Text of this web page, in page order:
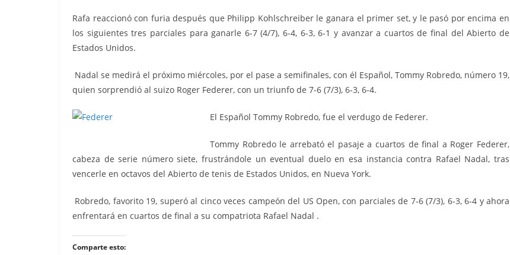
Rafa reaccionó con furia después que Philipp Kohlschreiber le ganara el primer set, y le pasó por encima en
los siguientes tres parciales para ganarle 6-7 (4/7), 6-4, 6-3, 6-1 y avanzar a cuartos de final del Abierto de
Estados Unidos.
Nadal se medirá el próximo miércoles, por el pase a semifinales, con él Español, Tommy Robredo, número 19,
quien sorprendió al suizo Roger Federer, con un triunfo de 7-6 (7/3), 6-3, 6-4.
El Español Tommy Robredo, fue el verdugo de Federer.
Tommy Robredo le arrebató el pasaje a cuartos de final a Roger Federer,
cabeza de serie número siete, frustrándole un eventual duelo en esa instancia contra Rafael Nadal, tras
vencerle en octavos del Abierto de tenis de Estados Unidos, en Nueva York.
Robredo, favorito 19, superó al cinco veces campeón del US Open, con parciales de 7-6 (7/3), 6-3, 6-4 y ahora
enfrentará en cuartos de final a su compatriota Rafael Nadal .
Comparte esto: